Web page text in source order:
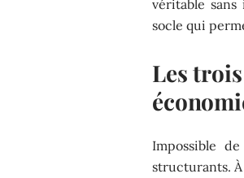
véritable
socle qui
Les
Impossible
structurants.